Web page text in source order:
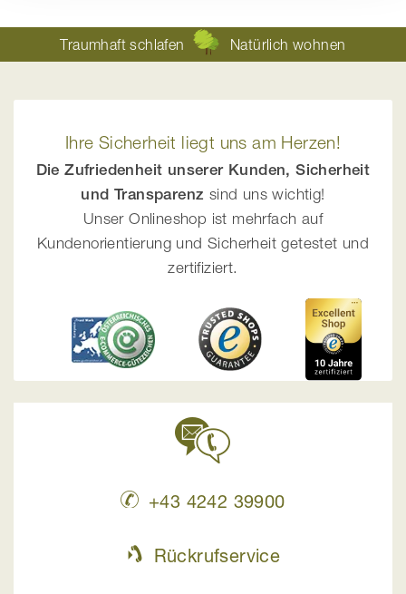
Traumhaft schlafen Natürlich wohnen
Ihre Sicherheit liegt uns am Herzen!
Die Zufriedenheit unserer Kunden, Sicherheit
und Transparenz sind uns wichtig!
Unser Onlineshop ist mehrfach auf
Kundenorientierung und Sicherheit getestet und
zertifiziert.
+43 4242 39900
Rückrufservice